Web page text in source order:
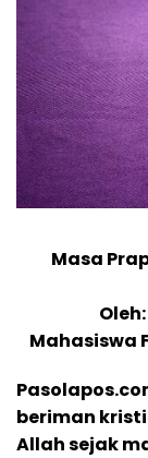
Masa
Mahasiswa
beriman
Allah sejak